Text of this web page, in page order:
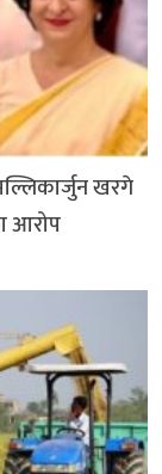
खरगे
आरोप